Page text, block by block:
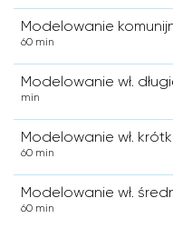
Modelowanie
60 min
Modelowanie wł.
min
Modelowanie wł.
60 min
Modelowanie wł.
60 min